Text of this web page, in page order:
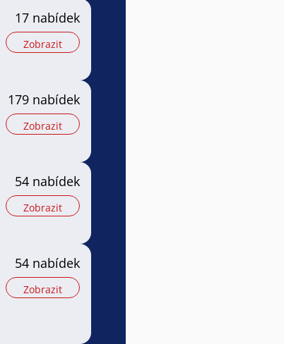
17 nabídek
Zobrazit
179 nabídek
Zobrazit
54 nabídek
Zobrazit
54 nabídek
Zobrazit